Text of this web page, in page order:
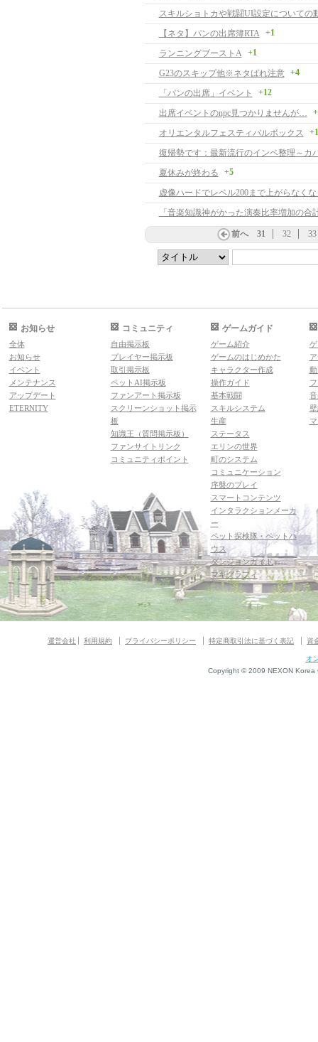
スキルショトカや戦闘UI設定についての
【ネタ】パンの出席簿RTA
+1
ランニングブーストA +1
G23のスキップ他※ネタばれ注意 +4
「パンの出席」イベント +12
出席イベントのnpc見つかりませんが…
オリエンタルフェスティバルボックス
復帰勢です：最新流行のインベ整理～カ
夏休みが終わる
+5
前へ 31 32 33
お知らせ
全体
お知らせ
イベント
メンテナンス
アップデート
ETERNITY
コミュニティ
自由掲示板
プレイヤー掲示板
取引掲示板
ペットAI掲示板
ファンアート掲示板
スクリーンショット掲示
板
知識王（質問掲示板）
ファンサイトリンク
コミュニティポイント
ゲームガイド
ゲーム紹介
ゲームのはじめかた
キャラクター作成
操作ガイド
基本戦闘
スキルシステム
生産
ステータス
エリンの世界
町のシステム
コミュニケーション
序盤のプレイ
スマートコンテンツ
インタラクションメーカ
ー
ペット探検隊・ペットハ
ウス
ダンジョンガイド
マギグラフィ
運営会社 利用規約 プライバシーポリシー 特定商取引法に基づく表記 資
オ
Copyright © 2009 NEXON Korea